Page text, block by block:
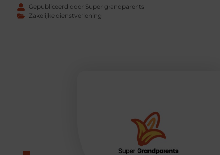
Gepubliceerd door Super grandparents
Zakelijke dienstverlening